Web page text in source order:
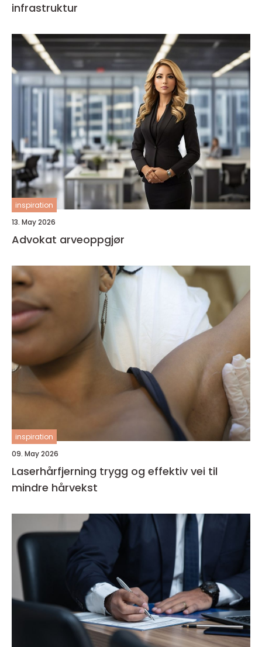
infrastruktur
inspiration
13. May 2026
Advokat arveoppgjør
inspiration
09. May 2026
Laserhårfjerning trygg og effektiv vei til
mindre hårvekst